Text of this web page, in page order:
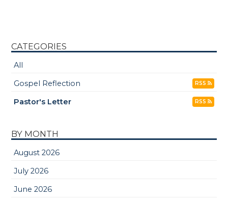
CATEGORIES
All
Gospel Reflection
RSS
Pastor's Letter RSS
BY MONTH
August 2026
July 2026
June 2026